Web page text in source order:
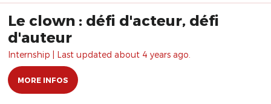
Le clown : défi d'acteur, défi
d'auteur
Internship | Last updated about 4 years ago.
MORE INFOS